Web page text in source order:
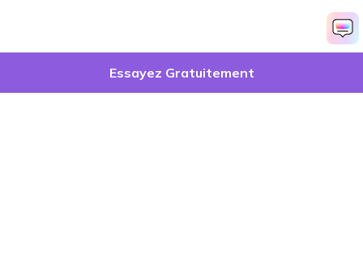
Essayez Gratuitement